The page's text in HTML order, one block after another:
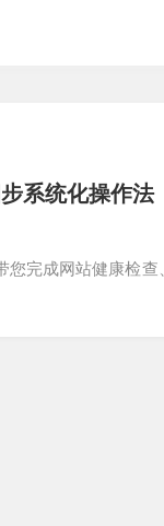
系统化操作法
完成网站健康检